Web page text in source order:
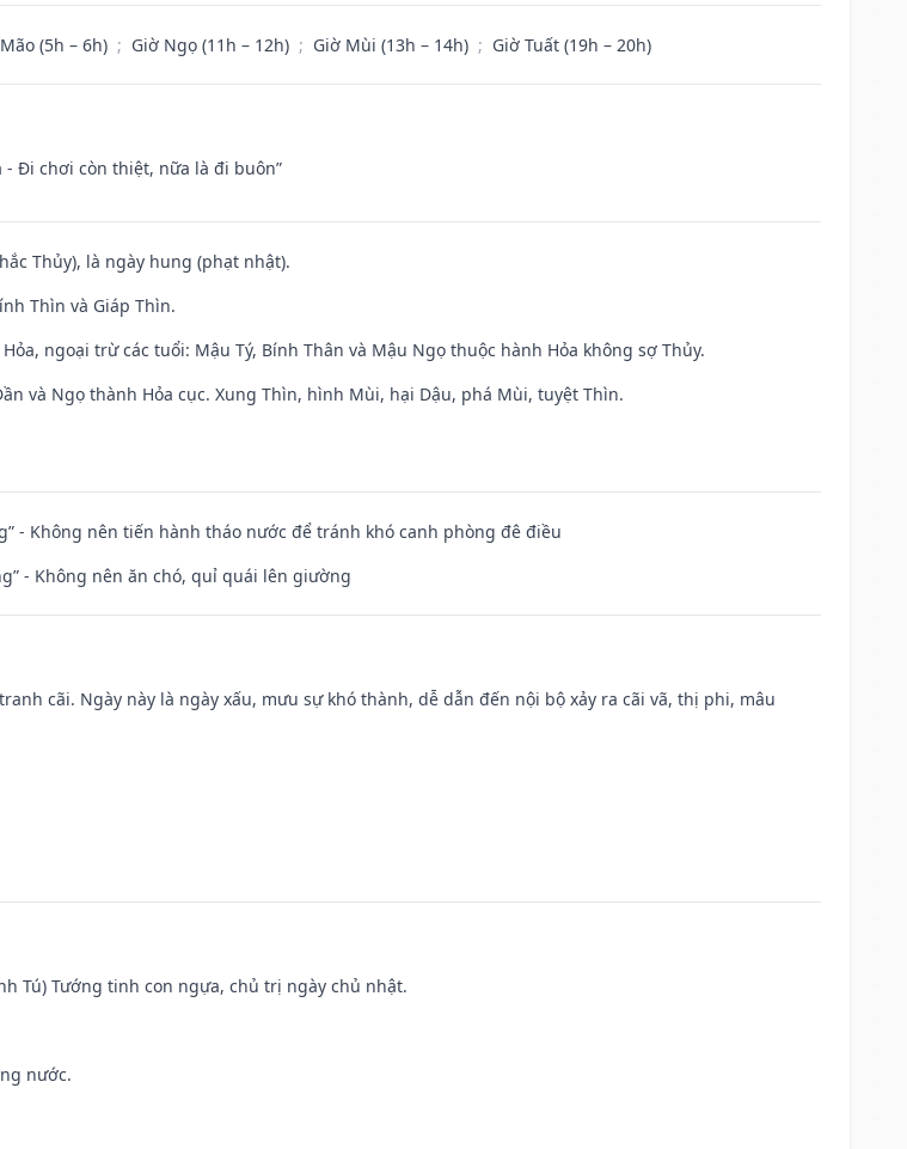
(5h – 6h) ; Giờ Ngọ (11h – 12h) ; Giờ Mùi (13h – 14h) ; Giờ Tuất (19h – 20h)
Đi chơi còn thiệt, nữa là đi buôn”
Thủy), là ngày hung (phạt nhật).
Thìn và Giáp Thìn.
ngoại trừ các tuổi: Mậu Tý, Bính Thân và Mậu Ngọ thuộc hành Hỏa không sợ Thủy.
và Ngọ thành Hỏa cục. Xung Thìn, hình Mùi, hại Dậu, phá Mùi, tuyệt Thìn.
- Không nên tiến hành tháo nước để tránh khó canh phòng đê điều
- Không nên ăn chó, quỉ quái lên giường
cãi. Ngày này là ngày xấu, mưu sự khó thành, dễ dẫn đến nội bộ xảy ra cãi vã, thị phi, mâu
Tú) Tướng tinh con ngựa, chủ trị ngày chủ nhật.
nước.